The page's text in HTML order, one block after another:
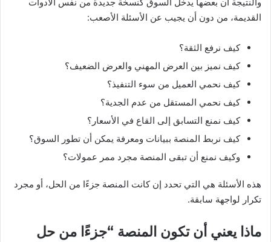
القديمة، من دون أن يجيب عن الأسئلة الأصعب:
كيف نرفع الثقة؟
كيف نميز بين العرض المهني والعرض الضعيف؟
كيف نحمي العميل من سوء التنفيذ؟
كيف نحمي المستقل من عدم الجدية؟
كيف نمنع التسابق إلى القاع في الأسعار؟
كيف نربط المنصة ببيانات ومعرفة يمكن أن تطور السوق؟
وكيف نمنع أن تبقى المنصة مجرد ممر عمولات؟
هذه الأسئلة هي التي تحدد إن كانت المنصة جزءًا من الحل، أو مجرد
تكرار لواجهة سابقة.
ماذا يعني أن تكون المنصة “جزءًا من حل